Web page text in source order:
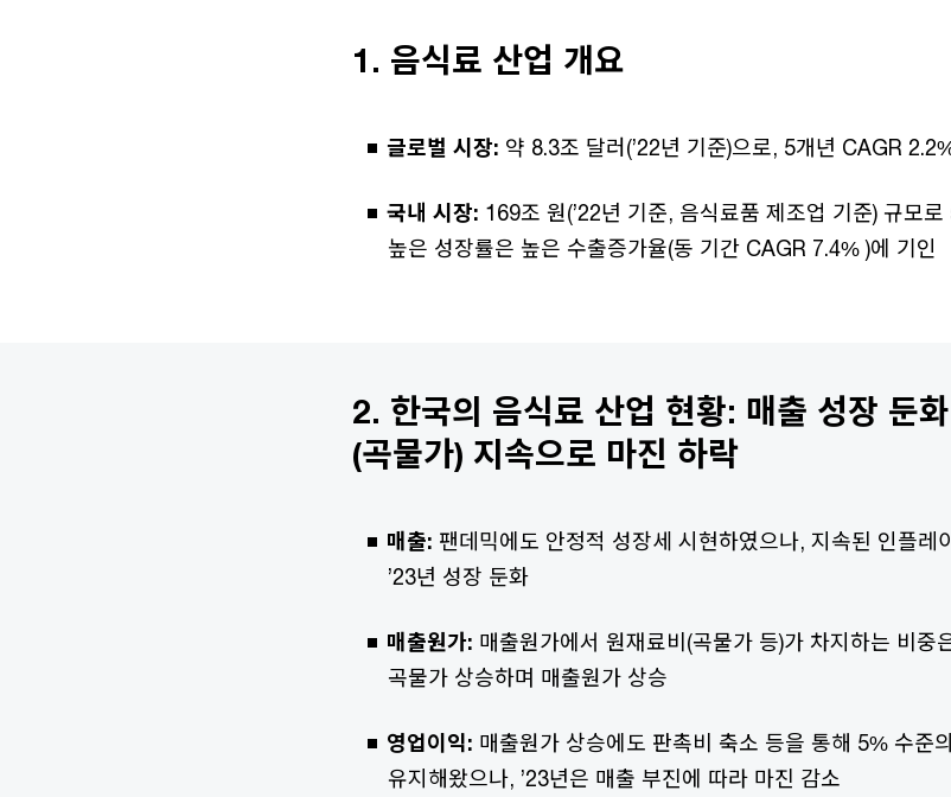
1. 음식료 산업 개요
글로벌 시장: 약 8.3조 달러(’22년 기준)으로, 5개년 CAGR
국내 시장: 169조 원(’22년 기준, 음식료품 제조업 기준) 규모
높은 성장률은 높은 수출증가율(동 기간 CAGR 7.4% )에 기인
2. 한국의 음식료 산업 현황: 매출 성장 둔
(곡물가) 지속으로 마진 하락
매출: 팬데믹에도 안정적 성장세 시현하였으나, 지속된 인플레
’23년 성장 둔화
매출원가: 매출원가에서 원재료비(곡물가 등)가 차지하는 비중
곡물가 상승하며 매출원가 상승
영업이익: 매출원가 상승에도 판촉비 축소 등을 통해 5% 수준
유지해왔으나, ’23년은 매출 부진에 따라 마진 감소